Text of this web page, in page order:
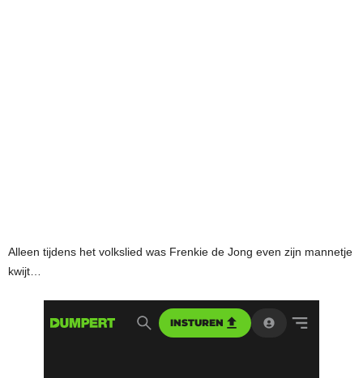
Alleen tijdens het volkslied was Frenkie de Jong even zijn mannetje
kwijt…